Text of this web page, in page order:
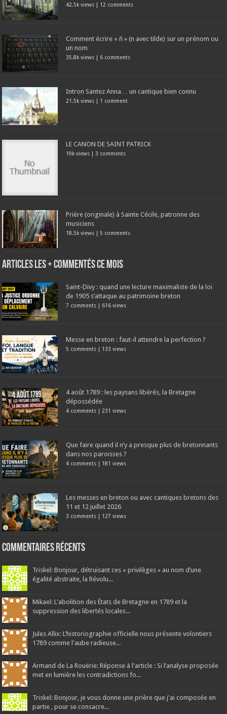
42.5k views | 12 comments
Comment écrire « ñ » (n avec tilde) sur un prénom ou
un nom
35.8k views | 6 comments
Intron Santez Anna… un cantique bien connu
21.5k views | 1 comment
LE CANON DE SAINT PATRICK
19k views | 3 comments
Prière (originale) à Sainte Cécile, patronne des
musiciens
18.5k views |5 comments
Articles les + commentés ce mois
Saint-Divy : quand une lecture maximaliste de la loi
de 1905 s’attaque au patrimoine breton
7 comments | 616 views
Messe en breton : faut-il attendre la perfection ?
5 comments | 133 views
4 août 1789 : les paysans libérés, la Bretagne
dépossédée
4 comments | 231 views
Que faire quand il n’y a presque plus de bretonnants
dans nos paroisses ?
4 comments | 181 views
Les messes en breton ou avec cantiques bretons des
11 et 12 juillet 2026
3 comments | 127 views
Commentaires récents
Triskel: Bonjour, détruisant ces « privilèges » au nom d’une
égalité abstraite, la Révolu...
Mikael: L'abolition des États de Bretagne en 1789 et la
suppression des libertés locales...
Jules Allix: L’historiographie officielle nous présente volontiers
1789 comme l'aube radieuse...
Armand de La Rouërie: Réponse à l'article : Si l’analyse proposée
met en lumière les contradictions fo...
Triskel: Bonjour, je vous donne une prière que j'ai composée en
partie , pour se consacre...